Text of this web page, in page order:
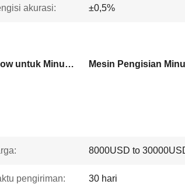
akurasi: ±0,5%
Mesin Penuh Overflow untuk Minuman Mesin Pengisian
8000USD to
pengiriman: 30 hari